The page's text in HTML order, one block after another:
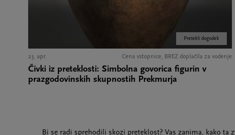
Pretekli dogodek
23. apr. Cena vstopnice, BREZ doplačila za vodenje
Čivki iz preteklosti: Simbolna govorica figurin v
prazgodovinskih skupnostih Prekmurja
Bi se radi sprehodili skozi preteklost? Vas zanima, kako ta